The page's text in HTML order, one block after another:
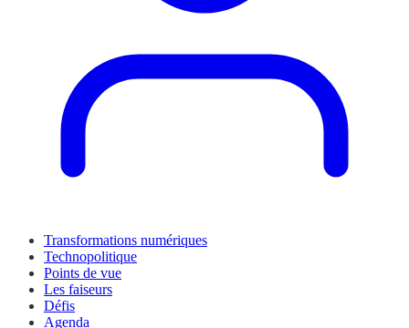
Transformations numériques
Technopolitique
Points de vue
Les faiseurs
Défis
Agenda